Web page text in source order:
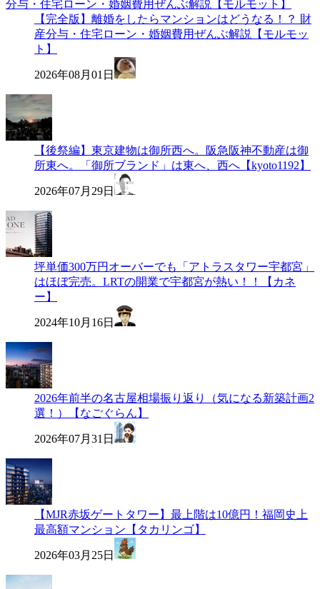
【完全版】離婚をしたらマンションはどうなる！？ 財
産分与・住宅ローン・婚姻費用ぜんぶ解説【モルモッ
ト】
2026年08月01日
【後祭編】東京建物は御所西へ。阪急阪神不動産は御
所東へ。「御所ブランド」は東へ、西へ【kyoto1192】
2026年07月29日
坪単価300万円オーバーでも「アトラスタワー宇都宮」
はほぼ完売。LRTの開業で宇都宮が熱い！！【カネ
ー】
2024年10月16日
2026年前半の名古屋相場振り返り（気になる新築計画2
選！）【なごぐらん】
2026年07月31日
【MJR赤坂ゲートタワー】最上階は10億円！福岡史上
最高額マンション【タカリンゴ】
2026年03月25日